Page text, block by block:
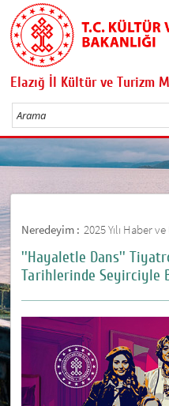
Elazığ İl Kültür ve Turizm
Neredeyim : 2025 Yılı Haber
''Hayaletle Dans''
Tarihlerinde Seyirciyle